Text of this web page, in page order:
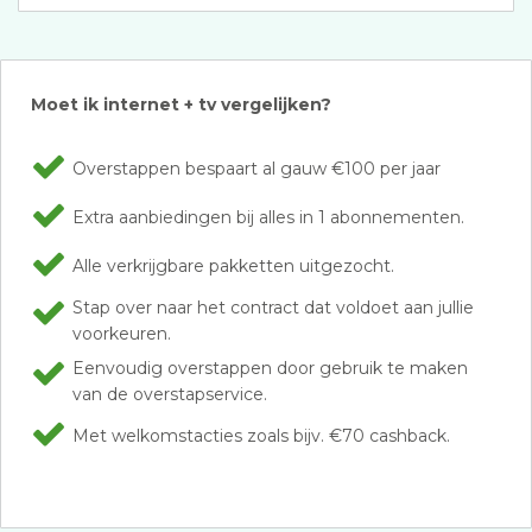
Moet ik internet + tv vergelijken?
Overstappen bespaart al gauw €100 per jaar
Extra aanbiedingen bij alles in 1 abonnementen.
Alle verkrijgbare pakketten uitgezocht.
Stap over naar het contract dat voldoet aan jullie
voorkeuren.
Eenvoudig overstappen door gebruik te maken
van de overstapservice.
Met welkomstacties zoals bijv. €70 cashback.